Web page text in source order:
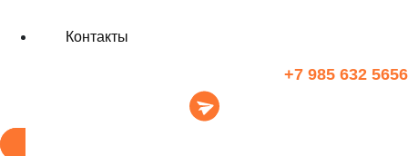
Контакты
+7 985 632 5656